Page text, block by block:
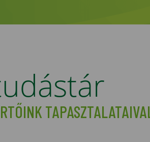
TAPASZTALATAIVAL